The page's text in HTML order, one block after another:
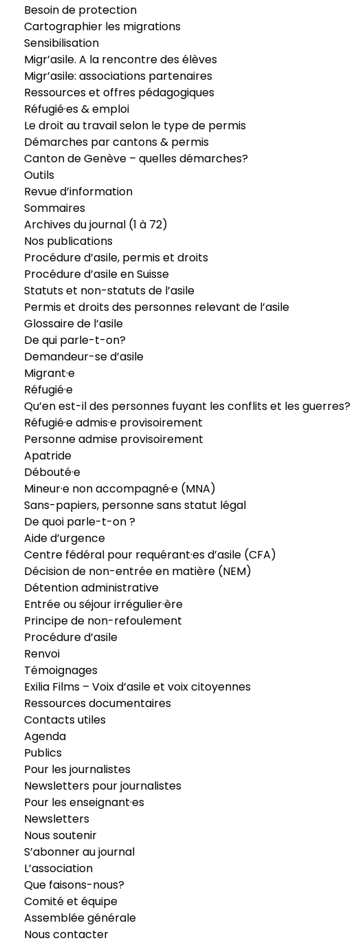
Besoin de protection
Cartographier les migrations
Sensibilisation
Migr’asile. A la rencontre des élèves
Migr’asile: associations partenaires
Ressources et offres pédagogiques
Réfugié·es & emploi
Le droit au travail selon le type de permis
Démarches par cantons & permis
Canton de Genève – quelles démarches?
Outils
Revue d’information
Sommaires
Archives du journal (1 à 72)
Nos publications
Procédure d’asile, permis et droits
Procédure d’asile en Suisse
Statuts et non-statuts de l’asile
Permis et droits des personnes relevant de l’asile
Glossaire de l’asile
De qui parle-t-on?
Demandeur-se d’asile
Migrant·e
Réfugié·e
Qu’en est-il des personnes fuyant les conflits et les guerres?
Réfugié·e admis·e provisoirement
Personne admise provisoirement
Apatride
Débouté·e
Mineur·e non accompagné·e (MNA)
Sans-papiers, personne sans statut légal
De quoi parle-t-on ?
Aide d’urgence
Centre fédéral pour requérant·es d’asile (CFA)
Décision de non-entrée en matière (NEM)
Détention administrative
Entrée ou séjour irrégulier·ère
Principe de non-refoulement
Procédure d’asile
Renvoi
Témoignages
Exilia Films – Voix d’asile et voix citoyennes
Ressources documentaires
Contacts utiles
Agenda
Publics
Pour les journalistes
Newsletters pour journalistes
Pour les enseignant·es
Newsletters
Nous soutenir
S’abonner au journal
L’association
Que faisons-nous?
Comité et équipe
Assemblée générale
Nous contacter